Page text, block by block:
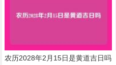
农历2028年2月15日是黄道吉日吗